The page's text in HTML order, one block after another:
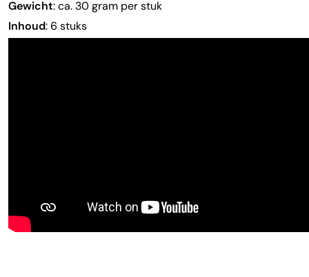
Gewicht: ca. 30 gram per stuk
Inhoud: 6 stuks